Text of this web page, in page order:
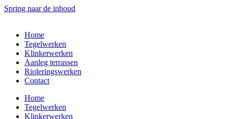
Spring naar de inhoud
Home
Tegelwerken
Klinkerwerken
Aanleg terrassen
Rioleringswerken
Contact
Home
Tegelwerken
Klinkerwerken